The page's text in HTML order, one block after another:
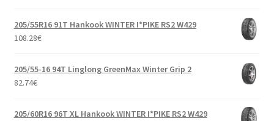
205/55R16 91T Hankook WINTER I*PIKE RS2 W429
108.28€
205/55-16 94T Linglong GreenMax Winter Grip 2
82.74€
205/60R16 96T XL Hankook WINTER I*PIKE RS2 W429